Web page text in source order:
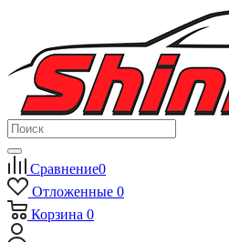
Сравнение0
Отложенные 0
Корзина 0